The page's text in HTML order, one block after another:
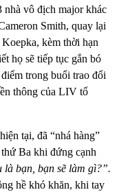
nhà vô địch major khác
Smith, quay lại
kèm thời hạn
họ sẽ tiếp tục gắn bó
trong buổi trao đổi
thông của LIV tổ
tại, đã “nhá hàng”
Ba khi đứng cạnh
là bạn, bạn sẽ làm gì?”.
hề khó khăn, khi tay